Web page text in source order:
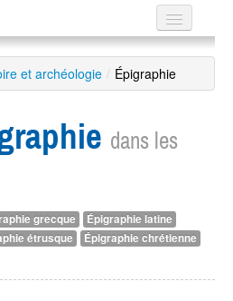
et archéologie / Épigraphie
dans les
grecque
Épigraphie latine
étrusque
Épigraphie chrétienne